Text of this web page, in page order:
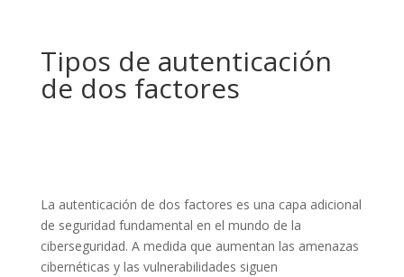
Tipos de autenticación
de dos factores
La autenticación de dos factores es una capa adicional
de seguridad fundamental en el mundo de la
ciberseguridad. A medida que aumentan las amenazas
cibernéticas y las vulnerabilidades siguen